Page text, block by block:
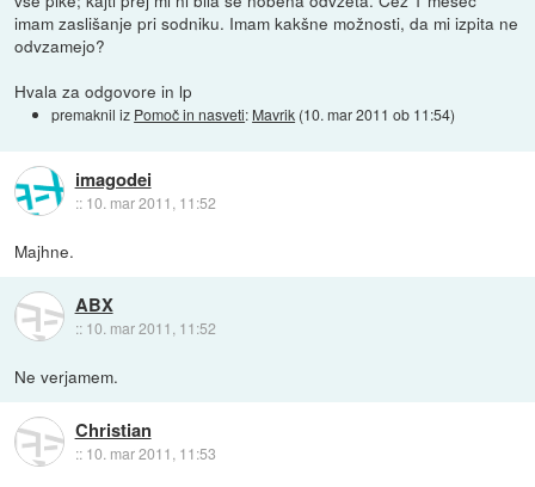
imam zaslišanje pri sodniku. Imam kakšne možnosti, da mi izpita ne
odvzamejo?
Hvala za odgovore in lp
premaknil iz Pomoč in nasveti: Mavrik (10. mar 2011 ob 11:54)
imagodei
:: 10. mar 2011, 11:52
Majhne.
ABX
:: 10. mar 2011, 11:52
Ne verjamem.
Christian
:: 10. mar 2011, 11:53